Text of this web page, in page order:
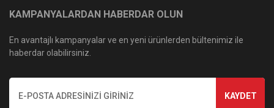
KAMPANYALARDAN HABERDAR OLUN
En avantajlı kampanyalar ve en yeni ürünlerden bültenimiz ile
haberdar olabilirsiniz.
KAYDET